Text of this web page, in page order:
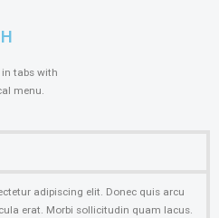
tabs with
menu.
adipiscing elit. Donec quis arcu
erat. Morbi sollicitudin quam lacus.